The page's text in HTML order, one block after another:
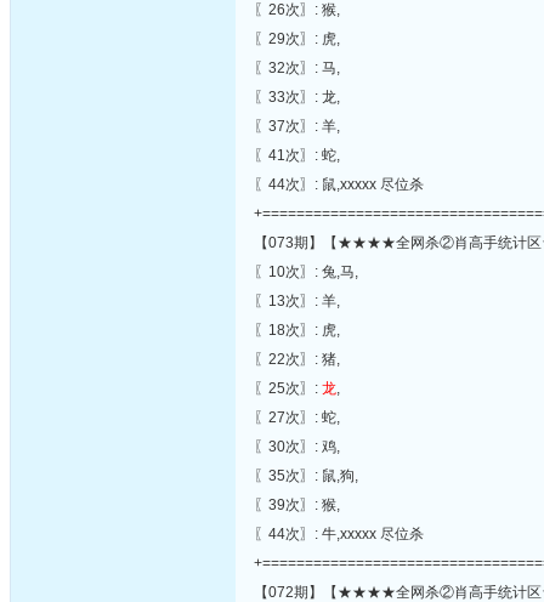
〖26次〗: 猴,
〖29次〗: 虎,
〖32次〗: 马,
〖33次〗: 龙,
〖37次〗: 羊,
〖41次〗: 蛇,
〖44次〗: 鼠,xxxxx 尽位杀
【073期】【★★★★全网杀②肖高手统计
〖10次〗: 兔,马,
〖13次〗: 羊,
〖18次〗: 虎,
〖22次〗: 猪,
〖25次〗: 龙,
〖27次〗: 蛇,
〖30次〗: 鸡,
〖35次〗: 鼠,狗,
〖39次〗: 猴,
〖44次〗: 牛,xxxxx 尽位杀
【072期】【★★★★全网杀②肖高手统计